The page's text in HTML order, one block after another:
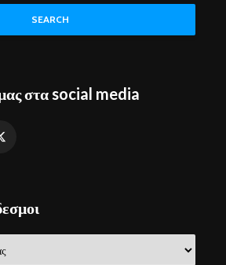
SEARCH
στα social media